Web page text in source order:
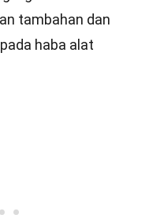
tambahan dan
haba alat